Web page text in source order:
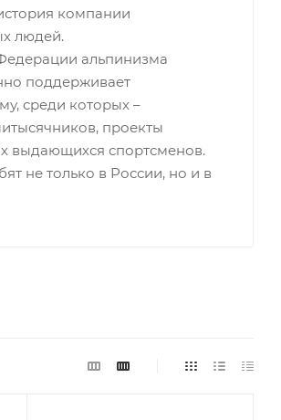
компании
людей.
альпинизма
поддерживает
среди которых –
проекты
выдающихся спортсменов.
не только в России, но и в